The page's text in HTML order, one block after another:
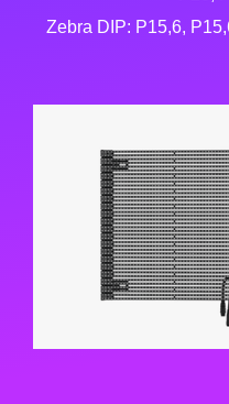
Zebra DIP: P15,6,